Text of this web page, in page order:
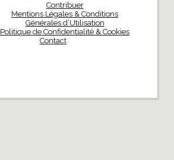
Contribuer
Mentions Légales & Conditions
Générales d’Utilisation
Politique de Confidentialité & Cookies
Contact